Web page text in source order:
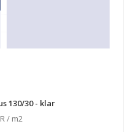
130/30 - klar
/ m2